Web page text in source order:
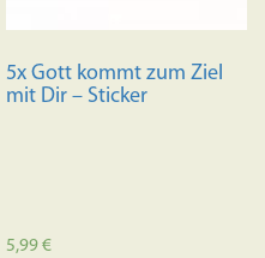
5x Gott kommt zum Ziel
mit Dir – Sticker
5,99€